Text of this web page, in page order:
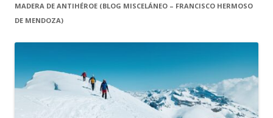
MADERA DE ANTIHÉROE (BLOG MISCELÁNEO – FRANCISCO HERMOSO
DE MENDOZA)